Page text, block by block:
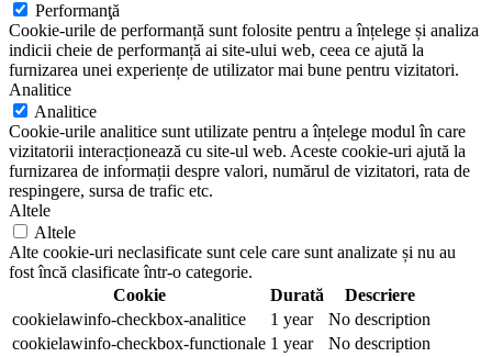
Performanţă
Cookie-urile de performanță sunt folosite pentru a înțelege și analiza
indicii cheie de performanță ai site-ului web, ceea ce ajută la
furnizarea unei experiențe de utilizator mai bune pentru vizitatori.
Analitice
Analitice
Cookie-urile analitice sunt utilizate pentru a înțelege modul în care
vizitatorii interacționează cu site-ul web. Aceste cookie-uri ajută la
furnizarea de informații despre valori, numărul de vizitatori, rata de
respingere, sursa de trafic etc.
Altele
Altele
Alte cookie-uri neclasificate sunt cele care sunt analizate și nu au
fost încă clasificate într-o categorie.
Cookie
Durată
Descriere
cookielawinfo-checkbox-analitice
1 year
No description
cookielawinfo-checkbox-functionale 1 year
No description